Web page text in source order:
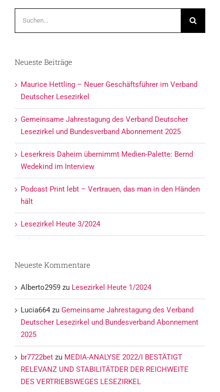
Neueste Beiträge
Maurice Hettling – Neuer Geschäftsführer im Verband
Deutscher Lesezirkel
Gemeinsame Jahrestagung des Verband Deutscher
Lesezirkel und Bundesverband Abonnement 2025
Leserkreis Daheim übernimmt Medien-Palette: Bernd
Wedekind im Interview
Podcast Print lebt – Vertrauen, das man in den Händen
hält
Lesezirkel Heute 3/2024
Neueste Kommentare
Alberto2959 zu Lesezirkel Heute 1/2024
Lucia664 zu Gemeinsame Jahrestagung des Verband
Deutscher Lesezirkel und Bundesverband Abonnement
2025
br7722bet zu MEDIA-ANALYSE 2022/I BESTÄTIGT
RELEVANZ UND STABILITÄTDER DER REICHWEITE
DES VERTRIEBSWEGES LESEZIRKEL